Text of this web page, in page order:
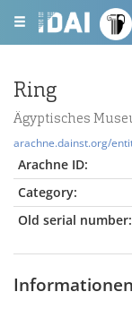
Ring
Ägyptisches
arachne.dainst.org/
Arachne ID:
Category:
Old serial number: